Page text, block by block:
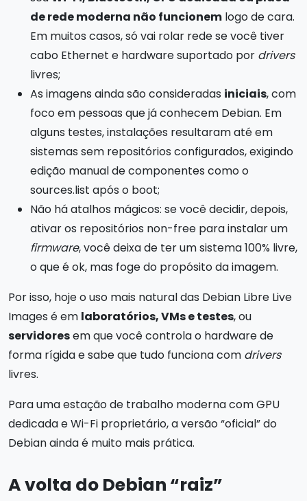
de rede moderna não funcionem logo de cara.
Em muitos casos, só vai rolar rede se você tiver
cabo Ethernet e hardware suportado por drivers
livres;
As imagens ainda são consideradas iniciais, com
foco em pessoas que já conhecem Debian. Em
alguns testes, instalações resultaram até em
sistemas sem repositórios configurados, exigindo
edição manual de componentes como o
sources.list após o boot;
Não há atalhos mágicos: se você decidir, depois,
ativar os repositórios non-free para instalar um
firmware, você deixa de ter um sistema 100% livre,
o que é ok, mas foge do propósito da imagem.
Por isso, hoje o uso mais natural das Debian Libre Live
Images é em laboratórios, VMs e testes, ou
servidoresem que você controla o hardware de
forma rígida e sabe que tudo funciona com drivers
livres.
Para uma estação de trabalho moderna com GPU
dedicada e Wi-Fi proprietário, a versão “oficial” do
Debian ainda é muito mais prática.
A volta do Debian “raiz”